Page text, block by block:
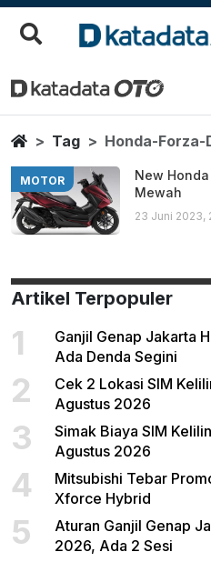
Honda Forza
Berita Terbaru
HomeTag Honda-Forza-
MOTOR
New
Mewah
23 Juni 2023,
Artikel Terpopuler
1
Ganjil Genap Jakarta
Ada Denda Segini
2
Cek 2 Lokasi SIM
Agustus 2026
3
Simak Biaya SIM
Agustus 2026
4
Mitsubishi Tebar
Xforce Hybrid
5
Aturan Ganjil Genap
2026, Ada 2 Sesi